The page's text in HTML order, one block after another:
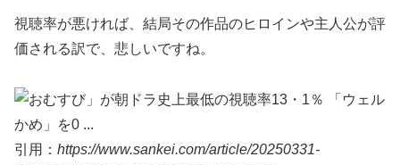
視聴率が悪ければ、結局その作品のヒロインや主人公が評
価される訳で、悲しいですね。
引用： https://www.sankei.com/article/20250331-